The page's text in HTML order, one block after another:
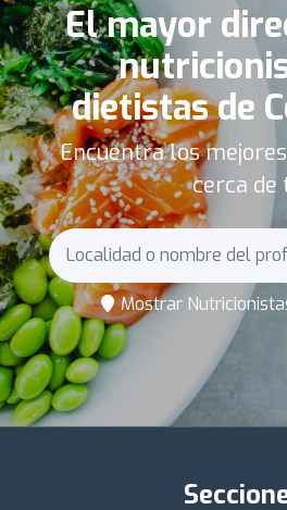
El mayor
dietistas de
Encuentra los
cerca de
Mostrar